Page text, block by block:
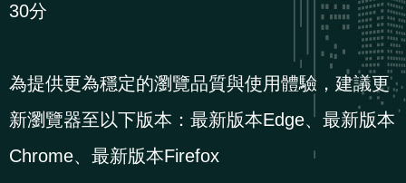
權
資
安
全
30分
為提供更為穩定的瀏覽品質與使用體驗，建議更
新瀏覽器至以下版本：最新版本Edge、最新版本
Chrome、最新版本Firefox